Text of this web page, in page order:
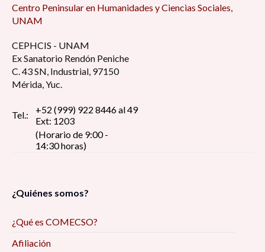
regreso a las aulas ¿Qué hacer con la
virtualidad? 8:30 am
La perspectiva estudiantil universitaria en
tiempos de pandemia: reflexión y debate 8:30
am
Pin up girls, construcción del estereotipo de la
Reflexiones de la investigación/intervención
sociales, en tiempos de pandemia 9:00 am
Centro Peninsular en Humanidades y Ciencias Sociales,
UNAM
CEPHCIS - UNAM
Ex Sanatorio Rendón Peniche
C. 43 SN, Industrial, 97150
Mérida, Yuc.
Tel.:
+52 (999) 922 8446 al 49
Ext: 1203
(Horario de 9:00 -
14:30 horas)
¿Quiénes somos?
¿Qué es COMECSO?
Afiliación